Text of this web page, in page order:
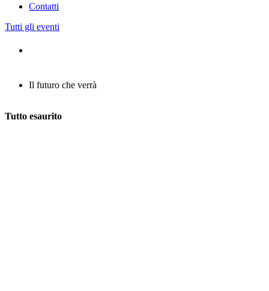
Contatti
Tutti gli eventi
Il futuro che verrà
Tutto esaurito